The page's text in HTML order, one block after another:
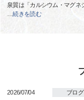
泉質は「カルシウム・マグネ
…続きを読む
2026/07/04 ブログ